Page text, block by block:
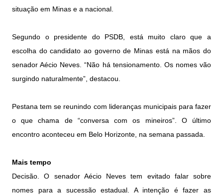
situação em Minas e a nacional.
Segundo o presidente do PSDB, está muito claro que a
escolha do candidato ao governo de Minas está na mãos do
senador Aécio Neves. “Não há tensionamento. Os nomes vão
surgindo naturalmente”, destacou.
Pestana tem se reunindo com lideranças municipais para fazer
o que chama de “conversa com os mineiros”. O último
encontro aconteceu em Belo Horizonte, na semana passada.
Mais tempo
Decisão.O senador Aécio Neves tem evitado falar sobre
nomes para a sucessão estadual. A intenção é fazer as